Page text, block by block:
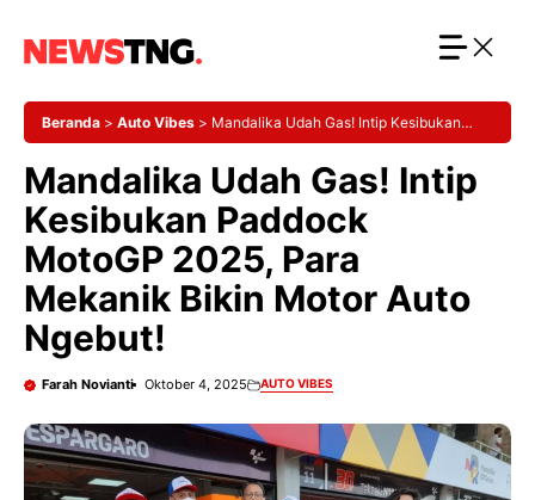
Beranda > Auto Vibes > Mandalika Udah Gas! Intip Kesibukan
Mandalika Udah Gas! Intip
Kesibukan Paddock
MotoGP 2025, Para
Mekanik Bikin Motor Auto
Ngebut!
Farah Novianti Oktober 4, 2025 AUTO VIBES